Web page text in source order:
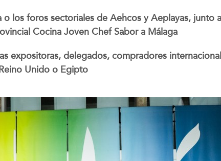
los foros sectoriales de Aehcos y Aeplayas,
Cocina Joven Chef Sabor a Málaga
expositoras, delegados, compradores
Unido o Egipto